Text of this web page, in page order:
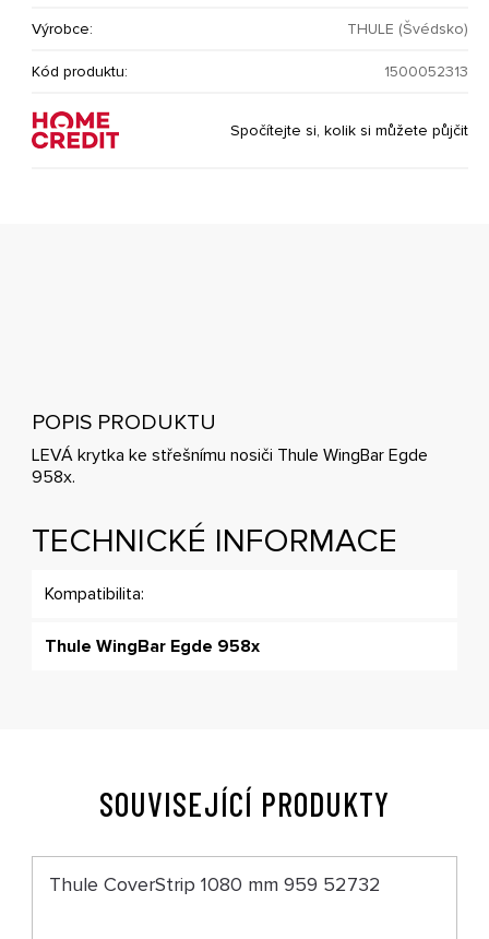
Výrobce: THULE (Švédsko)
Kód produktu: 1500052313
Spočítejte si, kolik si můžete půjčit
POPIS PRODUKTU
LEVÁ krytka ke střešnímu nosiči Thule WingBar Egde
958x.
TECHNICKÉ INFORMACE
Kompatibilita:
Thule WingBar Egde 958x
SOUVISEJÍCÍ PRODUKTY
Thule CoverStrip 1080 mm 959 52732